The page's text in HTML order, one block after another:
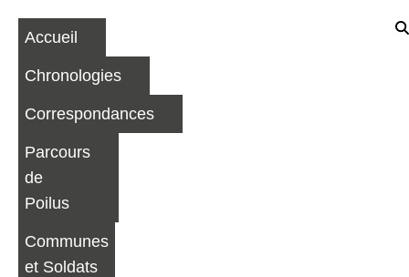
Accueil
Chronologies
Correspondances
Parcours
de
Poilus
Communes
et Soldats